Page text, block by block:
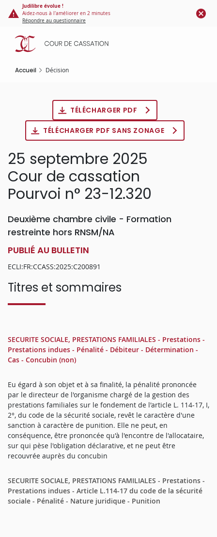
Panneau de gestion des cookies
contenu
principal
Judilibre évolue !
Aidez-nous à l'améliorer en 2 minutes
Répondre au questionnaire
Accueil Décision
TÉLÉCHARGER PDF
TÉLÉCHARGER PDF SANS ZONAGE
25 septembre 2025
Cour de cassation
Pourvoi n° 23-12.320
Deuxième chambre civile - Formation
restreinte hors RNSM/NA
PUBLIÉ AU BULLETIN
ECLI:FR:CCASS:2025:C200891
Titres et sommaires
SECURITE SOCIALE, PRESTATIONS FAMILIALES - Prestations -
Prestations indues - Pénalité - Débiteur - Détermination -
Cas - Concubin (non)
Eu égard à son objet et à sa finalité, la pénalité prononcée
par le directeur de l'organisme chargé de la gestion des
prestations familiales sur le fondement de l'article L. 114-17, I,
2°, du code de la sécurité sociale, revêt le caractère d'une
sanction à caractère de punition. Elle ne peut, en
conséquence, être prononcée qu'à l'encontre de l'allocataire,
sur qui pèse l'obligation déclarative, et ne peut être
recouvrée auprès du concubin
SECURITE SOCIALE, PRESTATIONS FAMILIALES - Prestations -
Prestations indues - Article L.114-17 du code de la sécurité
sociale - Pénalité - Nature juridique - Punition